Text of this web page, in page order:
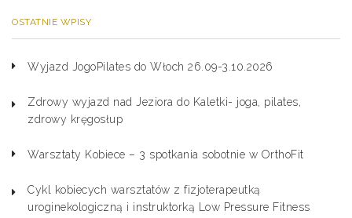
OSTATNIE WPISY
Wyjazd JogoPilates do Włoch 26.09-3.10.2026
Zdrowy wyjazd nad Jeziora do Kaletki- joga, pilates,
zdrowy kręgosłup
Warsztaty Kobiece – 3 spotkania sobotnie w OrthoFit
Cykl kobiecych warsztatów z fizjoterapeutką
uroginekologiczną i instruktorką Low Pressure Fitness